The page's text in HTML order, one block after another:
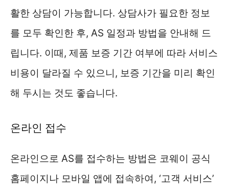
활한 상담이 가능합니다. 상담사가 필요한 정보
를 모두 확인한 후, AS 일정과 방법을 안내해 드
립니다. 이때, 제품 보증 기간 여부에 따라 서비스
비용이 달라질 수 있으니, 보증 기간을 미리 확인
해 두시는 것도 좋습니다.
온라인 접수
온라인으로 AS를 접수하는 방법은 코웨이 공식
홈페이지나 모바일 앱에 접속하여, ‘고객 서비스’